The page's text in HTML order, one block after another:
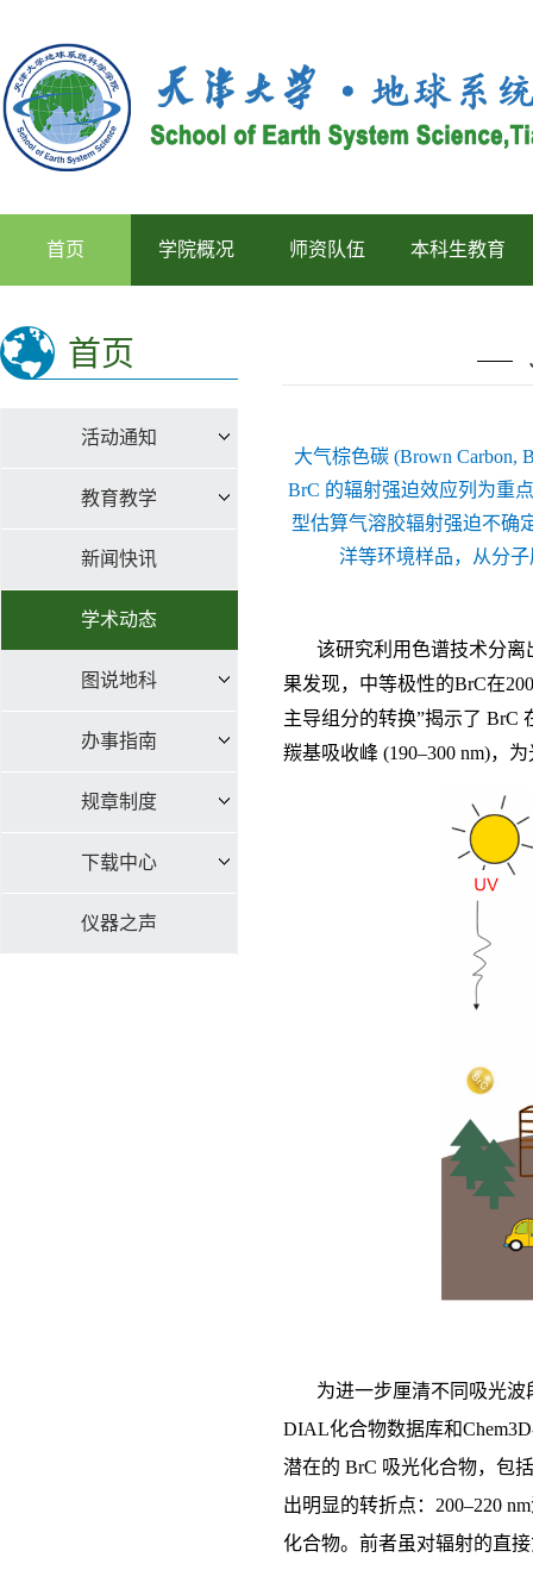
首页 学院概况 师资队伍 本科生教育
首页
活动通知
教育教学
新闻快讯
学术动态
图说地科
办事指南
规章制度
下载中心
仪器之声
大气棕色碳 (Brown
BrC 的辐射强迫效应列为重
型估算气溶胶辐射强迫不确
洋等环境样品，从分
该研究利用色谱技术分
果发现，中等极性的BrC在
主导组分的转换”揭示了 BrC
羰基吸收峰 (190–300 nm)，
为进一步厘清不同吸光
DIAL化合物数据库和
潜在的 BrC 吸光化合物，包
出明显的转折点：200–220
化合物。前者虽对辐射的直